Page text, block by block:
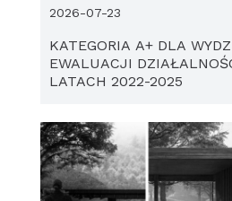
KATEGORIA A+ DLA
EWALUACJI
LATACH 2022-2025
2026-07-23